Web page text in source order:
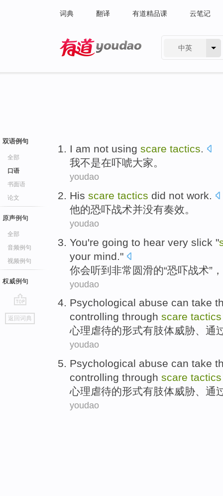
词典 翻译 有道精品课 云笔记
中英
双语例句
全部
口语
书面语
论文
原声例句
全部
音频例句
视频例句
权威例句
go
top
返回词典
I am not using scare tactics.
我不是在吓唬大家。
youdao
His scare tactics did not work.
他的恐吓战术并没有奏效。
youdao
You're going to hear very slick "
your mind ."
你会听到 非常 圆滑的“恐吓战术”，
youdao
Psychological abuse can take
controlling through scare tactics
心理 虐待的形式有肢体威胁、 通
youdao
Psychological abuse can take
controlling through scare tactics
心理 虐待的形式有肢体威胁、 通
youdao